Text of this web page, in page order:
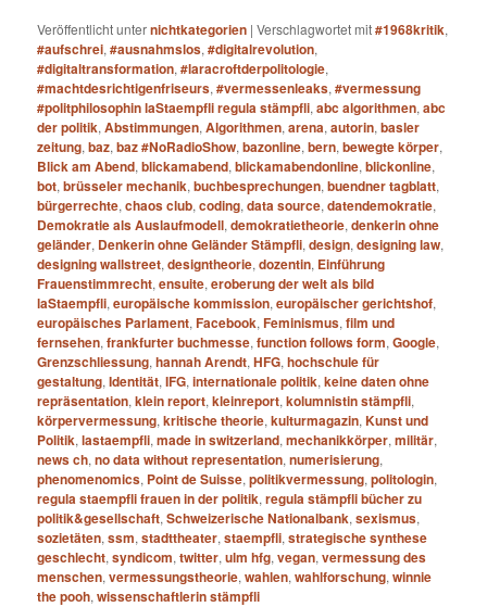
Veröffentlicht unternichtkategorien |Verschlagwortet mit#1968kritik,
#aufschrei,#ausnahmslos,#digitalrevolution,
#digitaltransformation,#laracroftderpolitologie,
#machtdesrichtigenfriseurs,#vermessenleaks,#vermessung
#politphilosophin laStaempfli regula stämpfli,abc algorithmen,abc
der politik,Abstimmungen,Algorithmen,arena,autorin,basler
zeitung,baz,baz #NoRadioShow,bazonline,bern,bewegte körper,
Blick am Abend,blickamabend,blickamabendonline,blickonline,
bot,brüsseler mechanik,buchbesprechungen,buendner tagblatt,
bürgerrechte,chaos club,coding,data source,datendemokratie,
Demokratie als Auslaufmodell,demokratietheorie,denkerin ohne
geländer, Denkerin ohne Geländer Stämpfli,design,designing law,
designing wallstreet,designtheorie,dozentin, Einführung
Frauenstimmrecht,ensuite,eroberung der welt als bild
laStaempfli,europäische kommission,europäischer gerichtshof,
europäisches Parlament,Facebook,Feminismus,film und
fernsehen,frankfurter buchmesse,function follows form,Google,
Grenzschliessung,hannah Arendt,HFG,hochschule für
gestaltung,Identität,IFG,internationale politik,keine daten ohne
repräsentation,klein report,kleinreport,kolumnistin stämpfli,
körpervermessung,kritische theorie,kulturmagazin,Kunst und
Politik,lastaempfli,made in switzerland,mechanikkörper,militär,
news ch,no data without representation,numerisierung,
phenomenomics, Point de Suisse,politikvermessung,politologin,
regula staempfli frauen in der politik,regula stämpfli bücher zu
politik&gesellschaft,Schweizerische Nationalbank,sexismus,
sozietäten,ssm,stadttheater,staempfli,strategische synthese
geschlecht,syndicom,twitter,ulm hfg,vegan,vermessung des
menschen,vermessungstheorie,wahlen,wahlforschung,winnie
the pooh,wissenschaftlerin stämpfli